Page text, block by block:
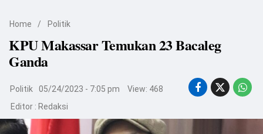
Ekonomi
Bisnis
Home / Politik
KPU Makassar Temukan 23 Bacaleg
Ganda
Politik 05/24/2023 - 7:05 pm
View: 468
Editor : Redaksi